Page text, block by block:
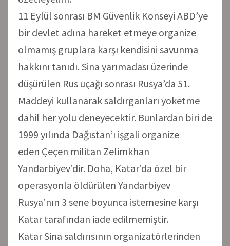
11 Eylül sonrası BM Güvenlik Konseyi ABD’ye
bir devlet adına hareket etmeye organize
olmamış gruplara karşı kendisini savunma
hakkını tanıdı. Sina yarımadası üzerinde
düşürülen Rus uçağı sonrası Rusya’da 51.
Maddeyi kullanarak saldırganları yoketme
dahil her yolu deneyecektir. Bunlardan biri de
1999 yılında Dağıstan’ı işgali organize
eden Çeçen militan Zelimkhan
Yandarbiyev’dir. Doha, Katar’da özel bir
operasyonla öldürülen Yandarbiyev
Rusya’nın 3 sene boyunca istemesine karşı
Katar tarafından iade edilmemiştir.
Katar Sina saldırısının organizatörlerinden